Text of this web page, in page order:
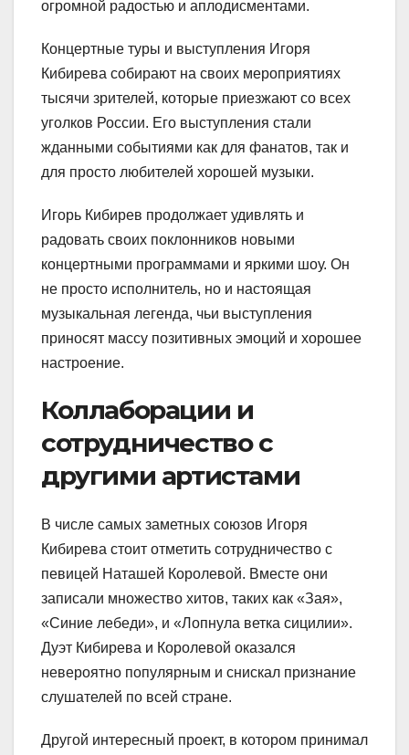
огромной радостью и аплодисментами.
Концертные туры и выступления Игоря
Кибирева собирают на своих мероприятиях
тысячи зрителей, которые приезжают со всех
уголков России. Его выступления стали
жданными событиями как для фанатов, так и
для просто любителей хорошей музыки.
Игорь Кибирев продолжает удивлять и
радовать своих поклонников новыми
концертными программами и яркими шоу. Он
не просто исполнитель, но и настоящая
музыкальная легенда, чьи выступления
приносят массу позитивных эмоций и хорошее
настроение.
Коллаборации и
сотрудничество с
другими артистами
В числе самых заметных союзов Игоря
Кибирева стоит отметить сотрудничество с
певицей Наташей Королевой. Вместе они
записали множество хитов, таких как «Зая»,
«Синие лебеди», и «Лопнула ветка сицилии».
Дуэт Кибирева и Королевой оказался
невероятно популярным и снискал признание
слушателей по всей стране.
Другой интересный проект, в котором принимал